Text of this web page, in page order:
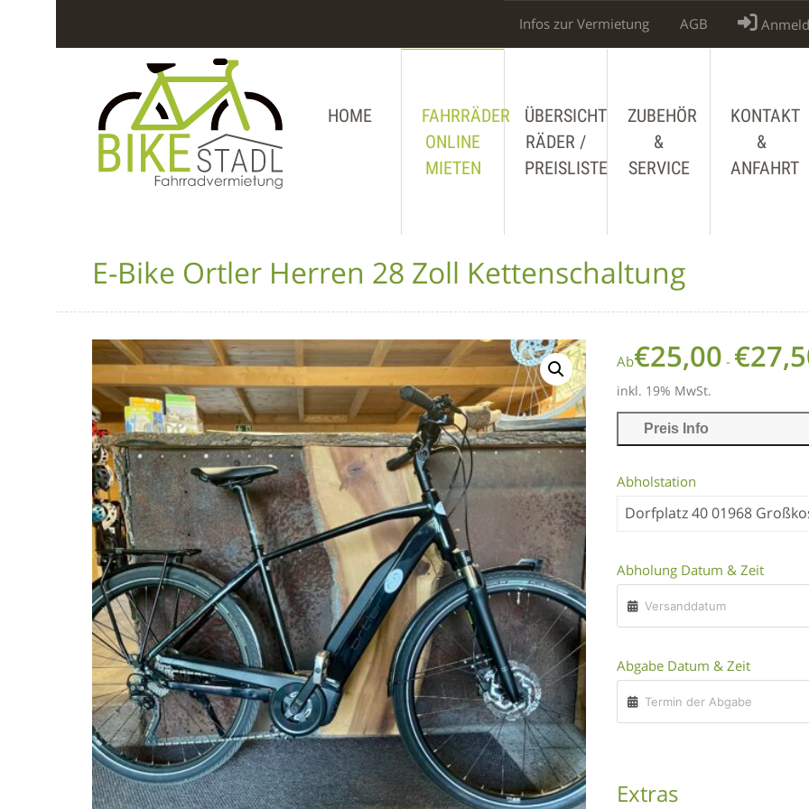
Infos zur Vermietung AGB
HOME
FAHRRÄDER
ONLINE
MIETEN
ÜBERSICHT
RÄDER /
PREISLISTE
ZUBEHÖR
&
SERVICE
KONTAKT
&
ANFAHRT
E-Bike Ortler Herren 28 Zoll Kettenschaltung
Ab€25,00 - €
inkl. 19% MwSt.
Preis Info
Abholstation
Dorfplatz 40 01968
Abholung Datum & Zeit
Abgabe Datum & Zeit
Extras